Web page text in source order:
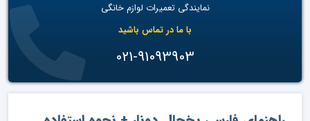
نمایندگی تعمیرات لوازم خانگی
با ما در تماس باشید
021-91093903